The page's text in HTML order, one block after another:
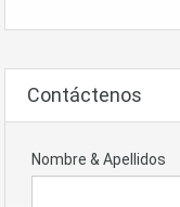
Contáctenos
Nombre & Apellidos